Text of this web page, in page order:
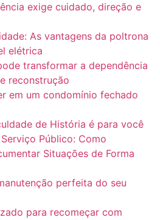
exige cuidado, direção e
As vantagens da poltrona
elétrica
transformar a dependência
reconstrução
em um condomínio fechado
de História é para você
Público: Como
Situações de Forma
perfeita do seu
para recomeçar com